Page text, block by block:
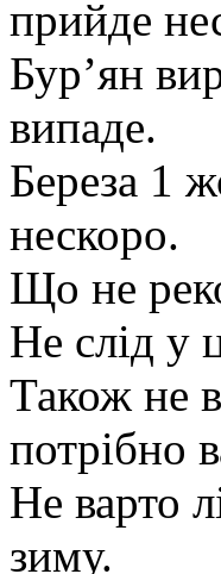
прийде
Бур’ян
випаде.
Береза 1
нескоро.
Що не
Не слід у
Також не
потрібно
Не варто
зиму.